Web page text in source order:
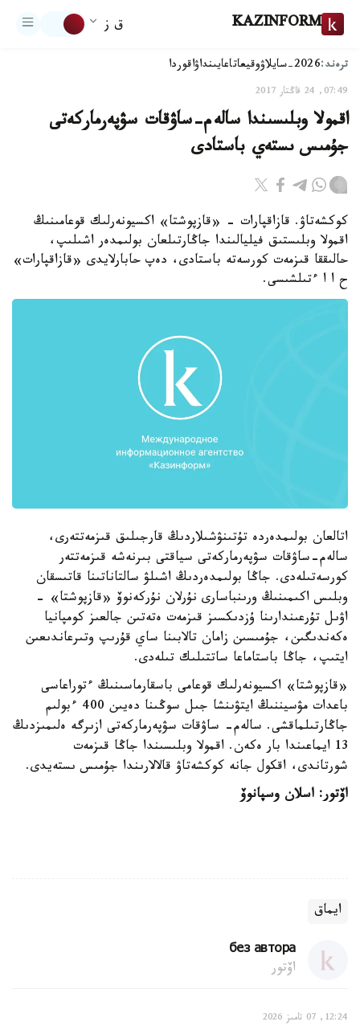
KAZINFORM ق ز
ترەند:2026-سايلاۋ وقيعاتاعايىنداۋاقوردا
07:49, 24 قاڭتار 2017
اقمولا وبلىسىندا سالەم-ساۋقات سۋپەرماركەتى
جۇمىس ىستەي باستادى
كوكشەتاۋ. قازاقپارات - «قازپوشتا» اكسيونەرلىك قوعامىنىڭ
اقمولا وبلىستىق فيليالىندا جاڭارتىلعان بولىمدەر اشىلىپ،
حالىققا قىزمەت كورسەتە باستادى، دەپ حابارلايدى «قازاقپارات»
ح ا ا ءتىلشىسى.
اتالعان بولىمدەردە تۇتىنۋشىلاردىڭ قارجىلىق قىزمەتتەرى،
سالەم-ساۋقات سۋپەرماركەتى سياقتى بىرنەشە قىزمەتتەر
كورسەتىلەدى. جاڭا بولىمدەردىڭ اشىلۋ سالتاناتىنا قاتىسقان
وبلىس اكىمىنىڭ ورىنباسارى نۇرلان نۇركەنوۆ «قازپوشتا» -
اۋىل تۇرعىندارىنا ۇزدىكسىز قىزمەت ەتەتىن جالعىز كومپانيا
ەكەندىگىن، جۇمىسىن زامان تالابىنا ساي قۇرىپ وتىرعاندىعىن
ايتىپ، جاڭا باستاماعا ساتتىلىك تىلەدى.
«قازپوشتا» اكسيونەرلىك قوعامى باسقارماسىنىڭ ءتوراعاسى
باعدات مۋسيننىڭ ايتۋىنشا جىل سوڭىنا دەيىن 400 ءبولىم
جاڭارتىلماقشى. سالەم- ساۋقات سۋپەرماركەتى ازىرگە ەلىمىزدىڭ
13 ايماعىندا بار ەكەن. اقمولا وبلىسىندا جاڭا قىزمەت
شورتاندى، اقكول جانە كوكشەتاۋ قالالارىندا جۇمىس ىستەيدى.
اۆتور: اسلان وسپانوۆ
ايماق
без автора
اۆتور
12:24, 07 تامىز 2026